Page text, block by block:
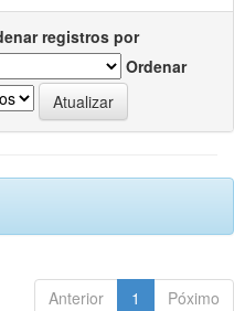
registros por
Ordenar
Anterior 1 Póximo